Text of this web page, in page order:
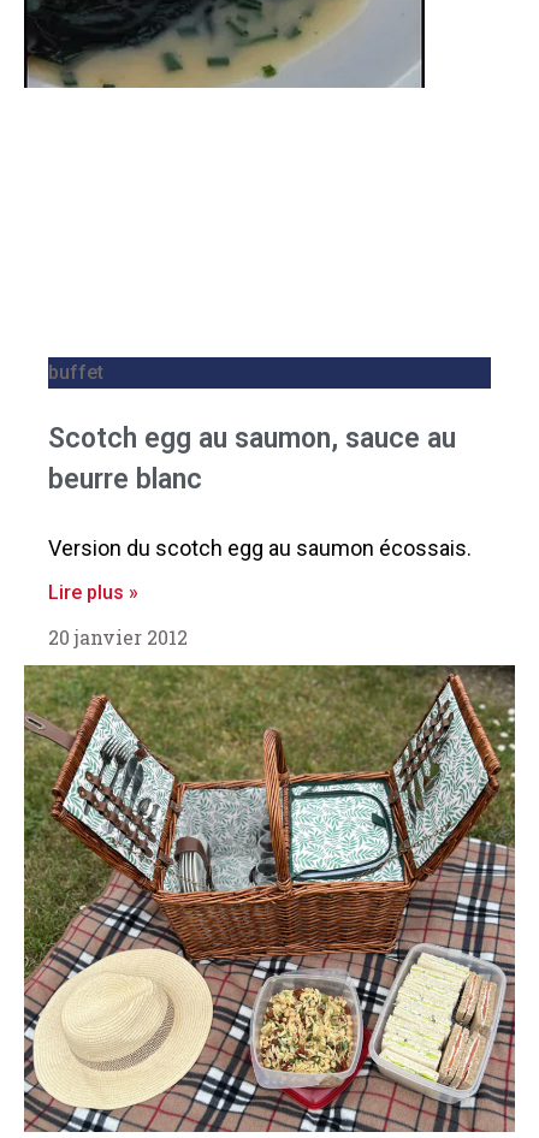
buffet
Scotch egg au saumon, sauce au
beurre blanc
Version du scotch egg au saumon écossais.
Lire plus »
20 janvier 2012